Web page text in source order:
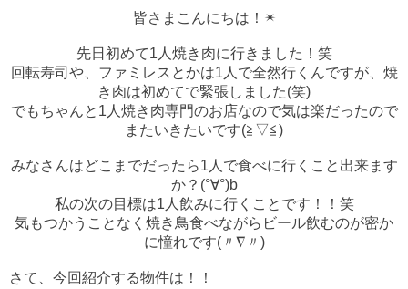
皆さまこんにちは！✴
先日初めて1人焼き肉に行きました！笑
回転寿司や、ファミレスとかは1人で全然行くんですが、焼
き肉は初めてで緊張しました(笑)
でもちゃんと1人焼き肉専門のお店なので気は楽だったので
またいきたいです(≧▽≦)
みなさんはどこまでだったら1人で食べに行くこと出来ます
か？(°∀°)b
私の次の目標は1人飲みに行くことです！！笑
気もつかうことなく焼き鳥食べながらビール飲むのが密か
に憧れです(〃∇〃)
さて、今回紹介する物件は！！